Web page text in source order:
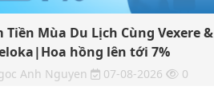
Tiền Mùa Du Lịch Cùng Vexere &
hồng lên tới 7%
Anh Nguyen 07-08-2026 0